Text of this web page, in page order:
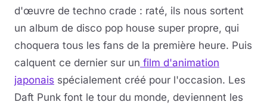
d'œuvre de techno crade : raté, ils nous sortent
un album de disco pop house super propre, qui
choquera tous les fans de la première heure. Puis
calquent ce dernier sur un film d'animation
japonais spécialement créé pour l'occasion. Les
Daft Punk font le tour du monde, deviennent les